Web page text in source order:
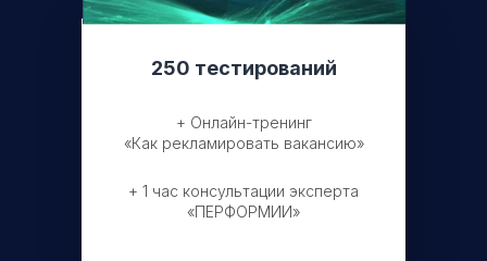
250 тестирований
+ 1 час консультации эксперта
«ПЕРФОРМИИ»
+ Онлайн-тренинг
«Как рекламировать вакансию»